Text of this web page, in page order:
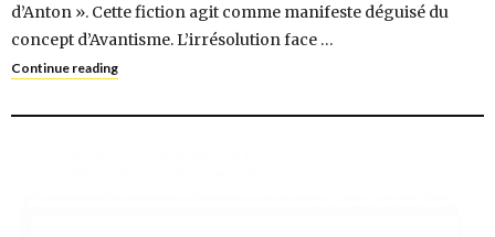
d’Anton ». Cette fiction agit comme manifeste déguisé du
concept d’Avantisme. L’irrésolution face …
Continue reading